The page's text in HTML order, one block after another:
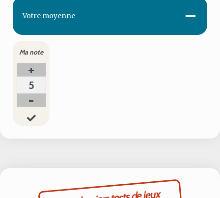
Votre moyenne -
Ma note
+
5
-